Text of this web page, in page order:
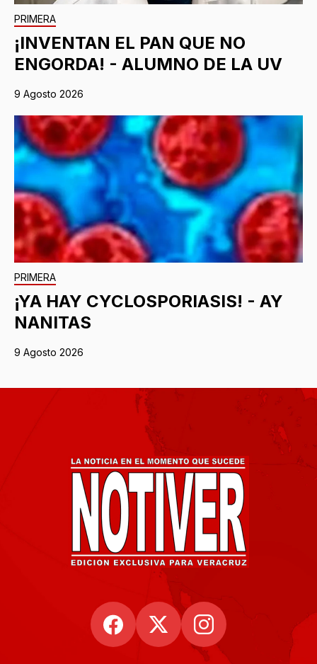
PRIMERA
¡INVENTAN EL PAN QUE NO
ENGORDA! - ALUMNO DE LA UV
9 Agosto 2026
PRIMERA
¡YA HAY CYCLOSPORIASIS! - AY
NANITAS
9 Agosto 2026